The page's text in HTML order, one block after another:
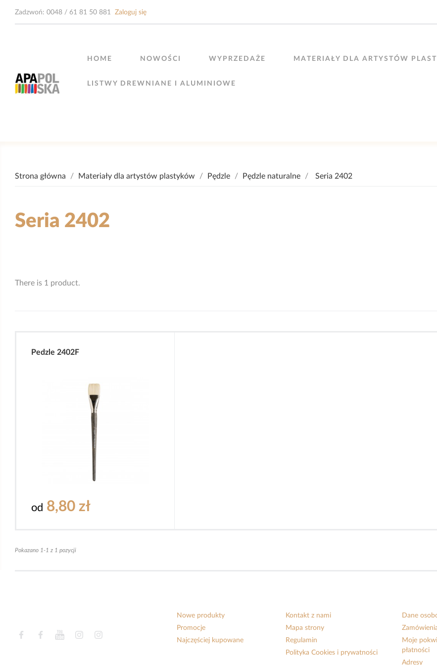
Zadzwoń: 0048 / 61 81 50 881 Zaloguj się
HOME NOWOŚCI WYPRZEDAŻE MATERIAŁY DLA ARTYSTÓW
LISTWY DREWNIANE I ALUMINIOWE
Strona główna Materiały dla artystów plastyków Pędzle Pędzle naturalne Seria 2402
Seria 2402
There is 1 product.
Pedzle 2402F
od 8,80 zł
Pokazano 1-1 z 1 pozycji
FacebookFacebookYouTubeInstagram
Nowe produkty
Promocje
Najczęściej kupowane
Kontakt z nami
Mapa strony
Regulamin
Polityka Cookies i prywatności
Dane
Moje
płatności
Adresy